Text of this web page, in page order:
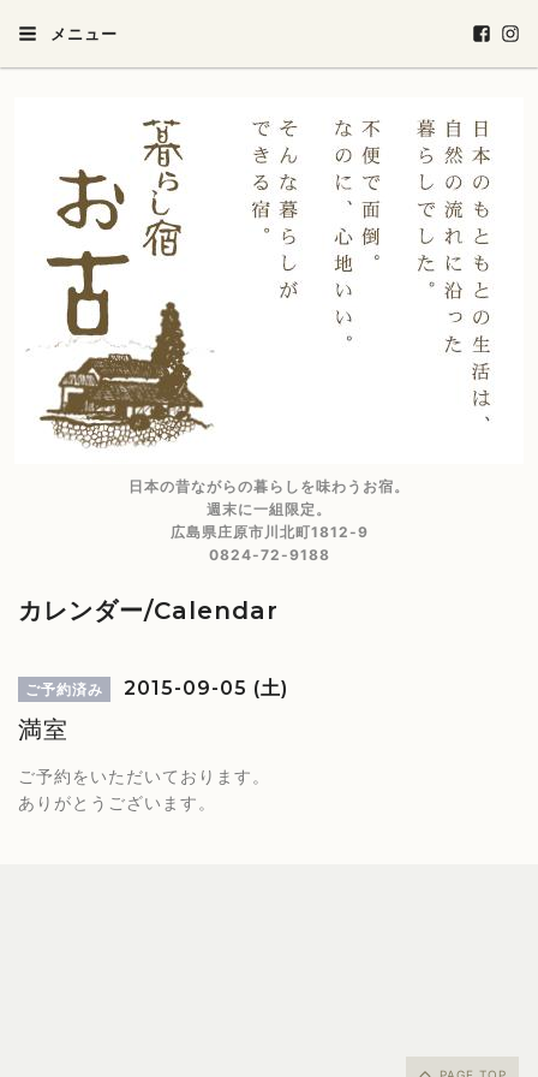
メニュー
日本の昔ながらの暮らしを味わうお宿。
週末に一組限定。
広島県庄原市川北町1812-9
0824-72-9188
カレンダー/Calendar
ご予約済み 2015-09-05 (土)
満室
ご予約をいただいております。
ありがとうございます。